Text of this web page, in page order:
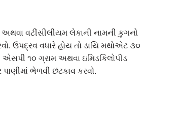
અથવા વટીંસીલીયમ લેકાની નામની કુગનો
ઉપદ્રવ વધારે હોય તો ડાયિ મથોએટ ૩૦
૧૦ ગ્રામ અથવા ઇમિડકિલોપીડ
ભેળવી છંટકાવ કરવો.